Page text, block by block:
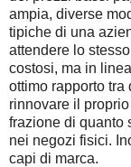
ampia, diverse
tipiche di una
attendere lo
costosi, ma in
ottimo rapporto
rinnovare il
frazione di quanto
nei negozi fisici.
capi di marca.